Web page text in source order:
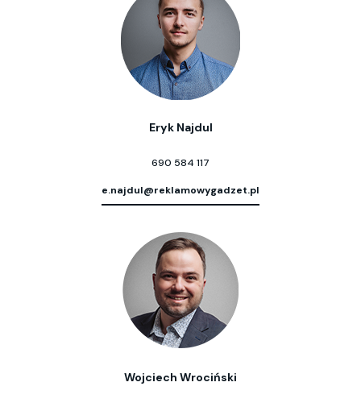
Eryk Najdul
690 584 117
e.najdul@reklamowygadzet.pl
Wojciech Wrociński